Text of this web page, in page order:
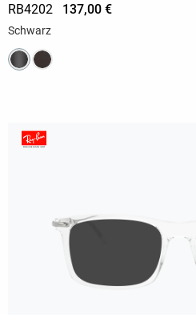
RB4202 137,00 €
Schwarz